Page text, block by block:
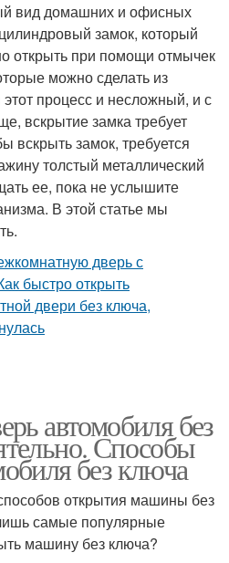
вид домашних и офисных
замок, который
открыть при помощи отмычек
можно сделать из
процесс и несложный, и с
вскрытие замка требует
вскрыть замок, требуется
толстый металлический
ее, пока не услышите
В этой статье мы
автомобиля без
Способы
без ключа
открытия машины без
самые популярные
машину без ключа?